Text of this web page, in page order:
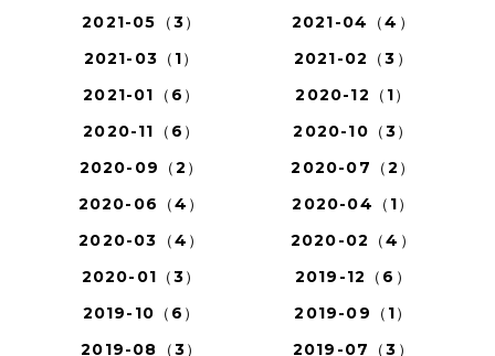
2021-05（3）
2021-04（4）
2021-03（1）
2021-02（3）
2021-01（6）
2020-12（1）
2020-11（6）
2020-10（3）
2020-09（2）
2020-07（2）
2020-06（4）
2020-04（1）
2020-03（4）
2020-02（4）
2020-01（3）
2019-12（6）
2019-10（6）
2019-09（1）
2019-08（3）
2019-07（3）